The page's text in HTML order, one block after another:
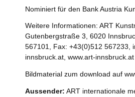
Nominiert für den Bank Austria
Weitere Informationen: ART
Gutenbergstraße 3, 6020
567101, Fax: +43(0)512 567233,
innsbruck.at, www.art-innsbruck.at
Bildmaterial zum download auf
Aussender: ART internationale